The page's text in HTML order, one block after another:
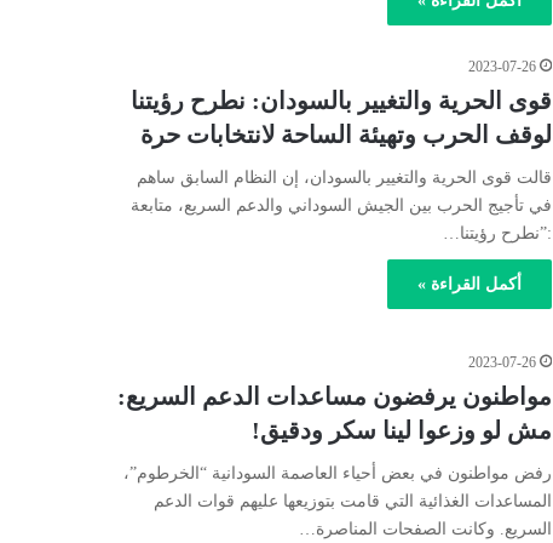
2023-07-26
قوى الحرية والتغيير بالسودان: نطرح رؤيتنا
لوقف الحرب وتهيئة الساحة لانتخابات حرة
قالت قوى الحرية والتغيير بالسودان، إن النظام السابق ساهم
في تأجيج الحرب بين الجيش السوداني والدعم السريع، متابعة
:”نطرح رؤيتنا…
أكمل القراءة »
2023-07-26
مواطنون يرفضون مساعدات الدعم السريع:
مش لو وزعوا لينا سكر ودقيق!
رفض مواطنون في بعض أحياء العاصمة السودانية “الخرطوم”،
المساعدات الغذائية التي قامت بتوزيعها عليهم قوات الدعم
السريع. وكانت الصفحات المناصرة…